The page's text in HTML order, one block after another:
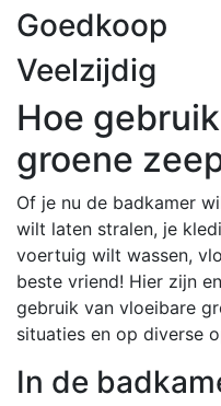
Goedkoop
Veelzijdig
Hoe
groene
Of je nu de badkamer
wilt laten stralen, je
voertuig wilt wassen,
beste vriend! Hier zijn
gebruik van vloeibare
situaties en op
In de